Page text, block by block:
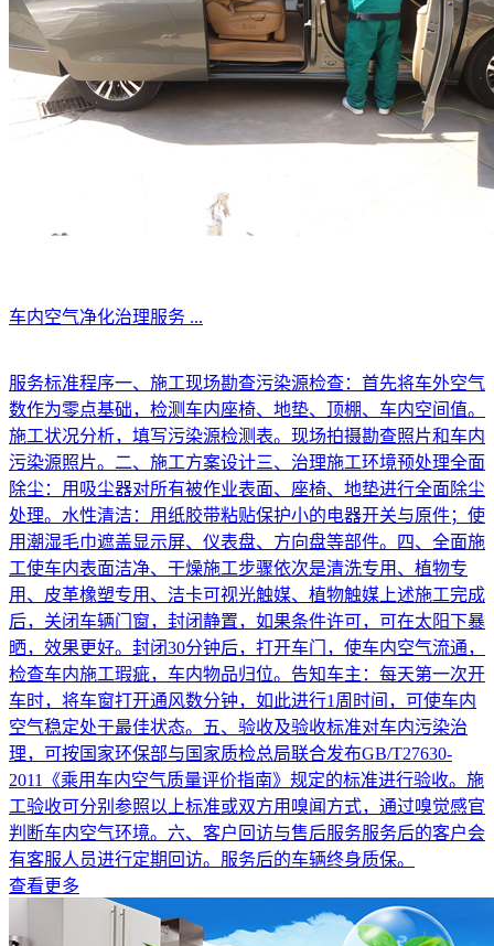
车内空气净化治理服务 ...
服务标准程序一、施工现场勘查污染源检查：首先将车外空气
数作为零点基础，检测车内座椅、地垫、顶棚、车内空间值。
施工状况分析，填写污染源检测表。现场拍摄勘查照片和车内
污染源照片。二、施工方案设计三、治理施工环境预处理全面
除尘：用吸尘器对所有被作业表面、座椅、地垫进行全面除尘
处理。水性清洁：用纸胶带粘贴保护小的电器开关与原件；使
用潮湿毛巾遮盖显示屏、仪表盘、方向盘等部件。四、全面施
工使车内表面洁净、干燥施工步骤依次是清洗专用、植物专
用、皮革橡塑专用、洁卡可视光触媒、植物触媒上述施工完成
后，关闭车辆门窗，封闭静置，如果条件许可，可在太阳下暴
晒，效果更好。封闭30分钟后，打开车门，使车内空气流通，
检查车内施工瑕疵，车内物品归位。告知车主：每天第一次开
车时，将车窗打开通风数分钟，如此进行1周时间，可使车内
空气稳定处于最佳状态。五、验收及验收标准对车内污染治
理，可按国家环保部与国家质检总局联合发布GB/T27630-
2011《乘用车内空气质量评价指南》规定的标准进行验收。施
工验收可分别参照以上标准或双方用嗅闻方式，通过嗅觉感官
判断车内空气环境。六、客户回访与售后服务服务后的客户会
有客服人员进行定期回访。服务后的车辆终身质保。
查看更多